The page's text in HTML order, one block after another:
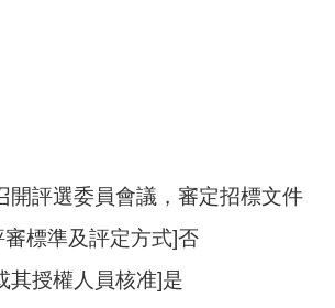
開評選委員會議，審定招標文件
標準及評定方式]否
其授權人員核准]是